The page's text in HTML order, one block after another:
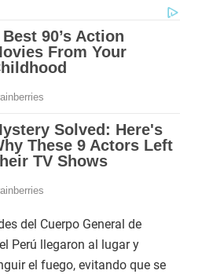
del Cuerpo General de
Perú llegaron al lugar y
el fuego, evitando que se